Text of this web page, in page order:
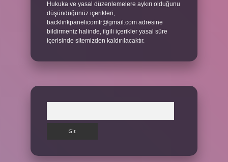
Hukuka ve yasal düzenlemelere aykırı olduğunu
düşündüğünüz içerikleri,
backlinkpanelicomtr@gmail.com adresine
bildirmeniz halinde, ilgili içerikler yasal süre
içerisinde sitemizden kaldırılacaktır.